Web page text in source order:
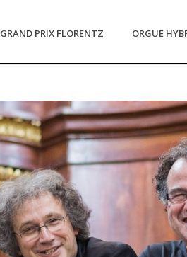
GRAND PRIX FLORENTZ ORGUE